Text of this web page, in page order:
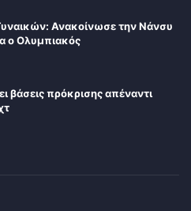
Ανακοίνωσε την Νάνσυ
ο Ολυμπιακός
βάσεις πρόκρισης απέναντι